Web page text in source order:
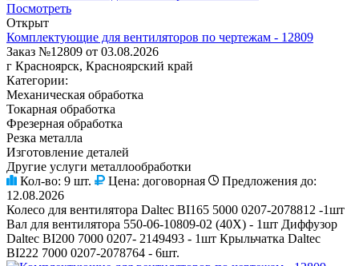
Посмотреть
Открыт
Комплектующие для вентиляторов по чертежам - 12809
Заказ №12809 от 03.08.2026
г Красноярск, Красноярский край
Категории:
Механическая обработка
Токарная обработка
Фрезерная обработка
Резка металла
Изготовление деталей
Другие услуги металлообработки
Кол-во: 9 шт. Цена: договорная
Предложения до:
12.08.2026
Колесо для вентилятора Daltec BI165 5000 0207-2078812 -1шт
Вал для вентилятора 550-06-10809-02 (40Х) - 1шт Диффузор
Daltec BI200 7000 0207- 2149493 - 1шт Крыльчатка Daltec
BI222 7000 0207-2078764 - 6шт.